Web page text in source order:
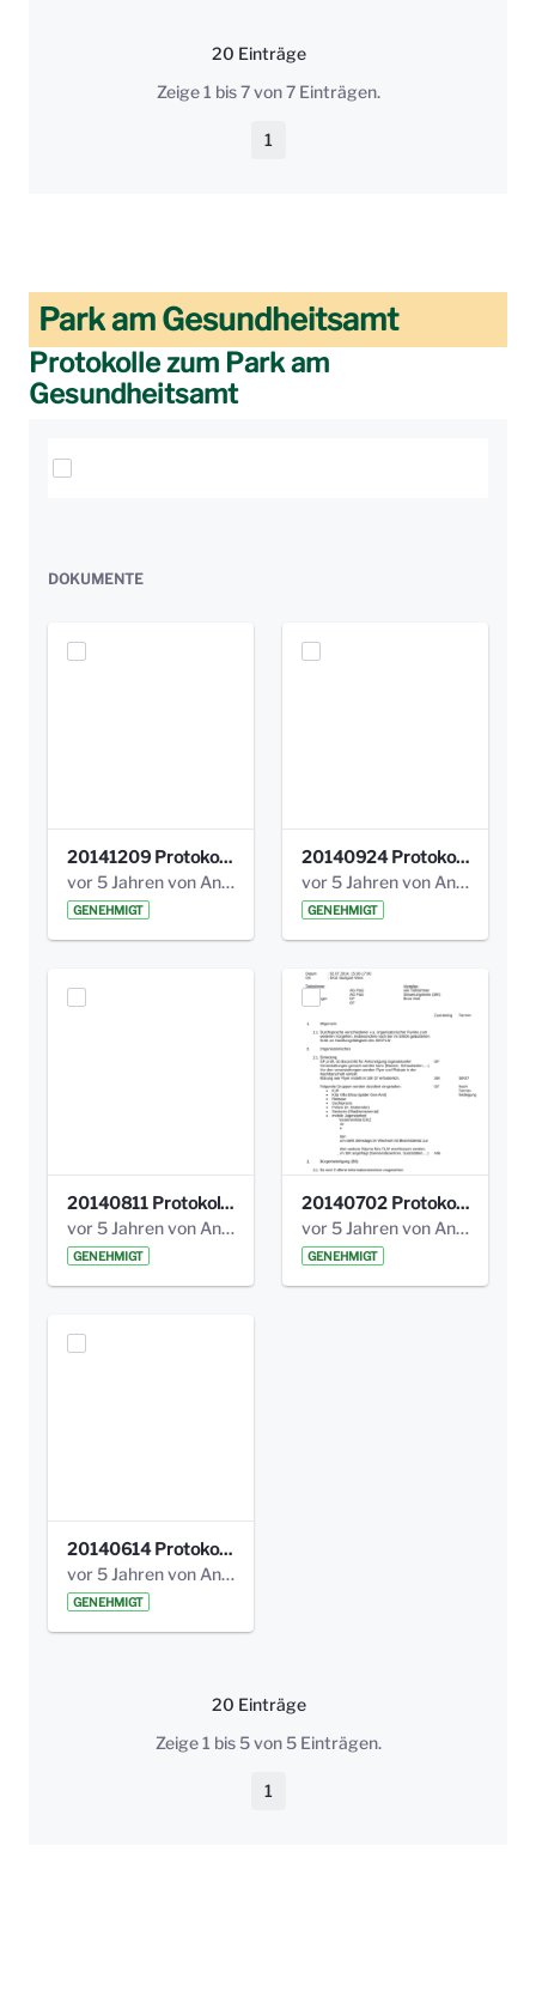
20 Einträge
Pro Seite
Zeige 1 bis 7 von 7 Einträgen.
Seite
1
Park am Gesundheitsamt
Protokolle zum Park am
Gesundheitsamt
Elemente auswählen
DOKUMENTE
20141209 Protokoll Park am Gesundheitsamt 04.pdf
vor 5 Jahren von Anni Schlumberger
GENEHMIGT
20140924 Protokoll Park am Gesundheitsamt 03.pdf
vor 5 Jahren von Anni Schlumberger
GENEHMIGT
20140811 Protokoll Park am Gesundheitsamt 02.pdf
vor 5 Jahren von Anni Schlumberger
GENEHMIGT
20140702 Protokoll Park am Gesundheitsam 01.pdf
vor 5 Jahren von Anni Schlumberger
GENEHMIGT
20140614 Protokoll Park Am Gesundheitsamt 00.pdf
vor 5 Jahren von Anni Schlumberger
GENEHMIGT
20 Einträge
Pro Seite
Zeige 1 bis 5 von 5 Einträgen.
Seite
1